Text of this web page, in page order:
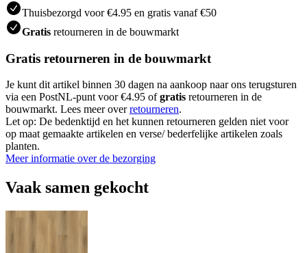
Thuisbezorgd voor €4.95 en gratis vanaf €50
Gratis retourneren in de bouwmarkt
Gratis retourneren in de bouwmarkt
Je kunt dit artikel binnen 30 dagen na aankoop naar ons terugsturen
via een PostNL-punt voor €4.95 ofgratis retourneren in de
bouwmarkt. Lees meer overretourneren.
Let op: De bedenktijd en het kunnen retourneren gelden niet voor
op maat gemaakte artikelen en verse/ bederfelijke artikelen zoals
planten.
Meer informatie over de bezorging
Vaak samen gekocht